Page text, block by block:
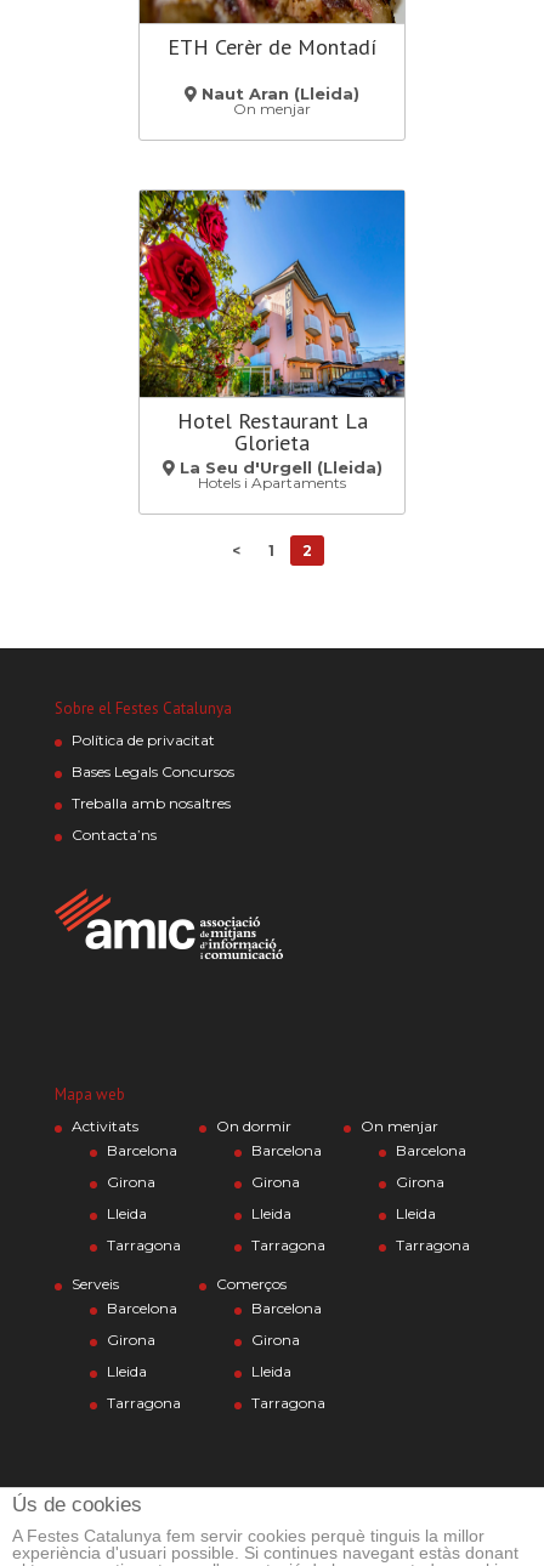
ETH Cerèr de Montadí
Naut Aran (Lleida)
On menjar
Hotel Restaurant La
Glorieta
La Seu d'Urgell (Lleida)
Hotels i Apartaments
< 1 2
Sobre el Festes Catalunya
Política de privacitat
Bases Legals Concursos
Treballa amb nosaltres
Contacta’ns
Mapa web
Activitats
Barcelona
Girona
Lleida
Tarragona
On dormir
Barcelona
Girona
Lleida
Tarragona
On menjar
Barcelona
Girona
Lleida
Tarragona
Serveis
Barcelona
Girona
Lleida
Tarragona
Comerços
Barcelona
Girona
Lleida
Tarragona
Ús de cookies
A Festes Catalunya fem servir cookies perquè tinguis la millor
experiència d'usuari possible. Si continues navegant estàs donant